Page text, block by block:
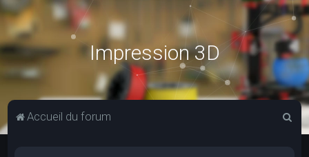
Impression 3D
Accueil du forum